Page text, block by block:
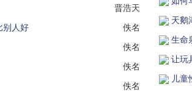
晋浩天
别人好
佚名
佚名
佚名
佚名
天鹅
生命
让玩
儿童